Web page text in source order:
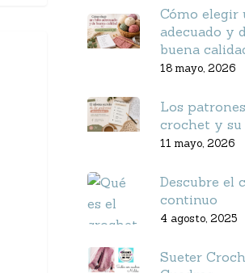
Cómo elegir
adecuado y
buena
18 mayo, 2026
Los
crochet y su
11 mayo, 2026
Descubre el
continuo
4 agosto, 2025
Sueter